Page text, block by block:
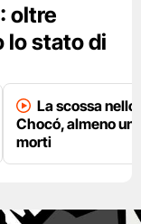
oltre
lo stato di
La scossa
Chocó, almeno
morti